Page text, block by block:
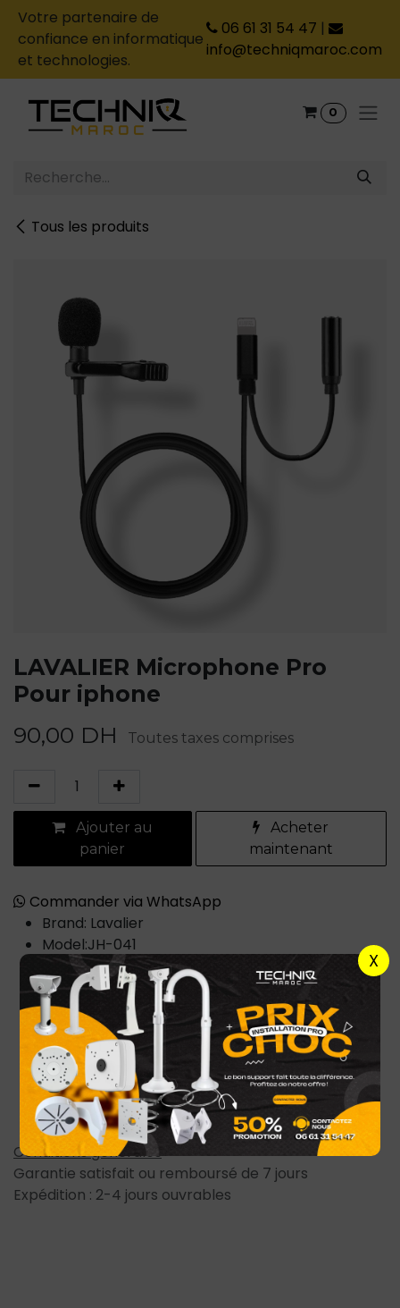
X
Votre partenaire de
confiance en informatique
et technologies.
06 61 31 54 47 |
info@techniqmaroc.com
0
Tous les produits
LAVALIER Microphone Pro
Pour iphone
90,00 DH Toutes taxes comprises
Ajouter au
panier
Acheter
maintenant
Commander via WhatsApp
Brand: Lavalier
Model:JH-041
Plug and play
Excellent for interviews
ideal for recording vocal audio with high clarity
Works with smart devices with a lightning port
360 swivel clip makes it easy to clip to collar, tie
or pocket
Foam cap protects your microphone from wind
noise and spittin
Conditions générales
Garantie satisfait ou remboursé de 7 jours
Expédition : 2-4 jours ouvrables